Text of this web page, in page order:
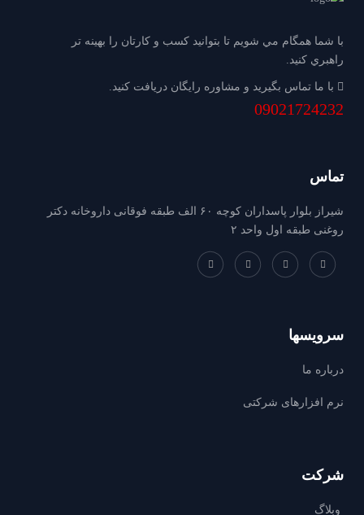
با شما همگام مي شويم تا بتوانيد كسب و كارتان را بهينه تر
راهبري كنيد.
با ما تماس بگيريد و مشاوره رايگان دريافت كنيد.
09021724232
تماس
شیراز بلوار پاسداران کوچه ۶۰ الف طبقه فوقانی داروخانه دکتر
روغنی طبقه اول واحد ۲
سرویسها
درباره ما
نرم افزارهای شرکتی
شرکت
وبلاگ